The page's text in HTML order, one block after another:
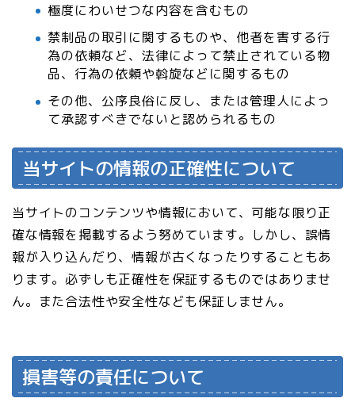
極度にわいせつな内容を含むもの
禁制品の取引に関するものや、他者を害する行
為の依頼など、法律によって禁止されている物
品、行為の依頼や斡旋などに関するもの
その他、公序良俗に反し、または管理人によっ
て承認すべきでないと認められるもの
当サイトの情報の正確性について
当サイトのコンテンツや情報において、可能な限り正
確な情報を掲載するよう努めています。しかし、誤情
報が入り込んだり、情報が古くなったりすることもあ
ります。必ずしも正確性を保証するものではありませ
ん。また合法性や安全性なども保証しません。
損害等の責任について